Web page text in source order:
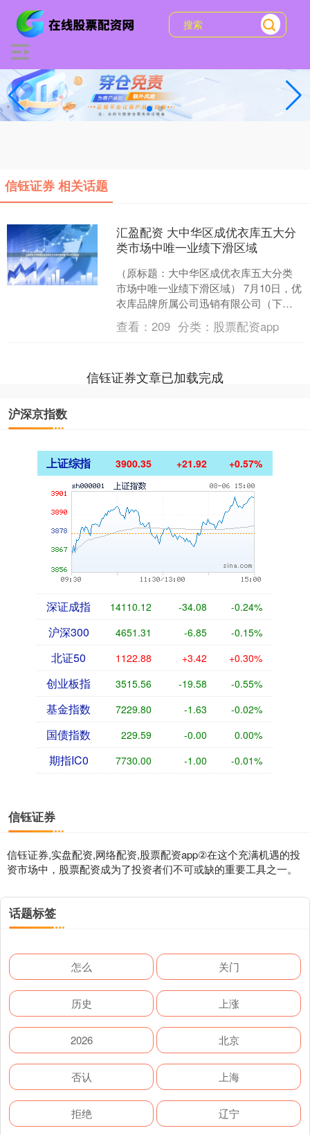
信钰证券 相关话题
汇盈配资 大中华区成优衣库五大分
类市场中唯一业绩下滑区域
（原标题：大中华区成优衣库五大分类
市场中唯一业绩下滑区域） 7月10日，优
衣库品牌所属公司迅销有限公司（下
称“迅销”）发布2025财年前三季度（2024
年9月1....
查看：209 分类： 股票配资app
信钰证券文章已加载完成
沪深京指数
上证综指 3900.35 +21.92 +0.57%
深证成指 14110.12 -34.08 -0.24%
沪深300 4651.31 -6.85 -0.15%
北证50 1122.88 +3.42 +0.30%
创业板指 3515.56 -19.58 -0.55%
基金指数 7229.80 -1.63 -0.02%
国债指数 229.59 -0.00 0.00%
期指IC0 7730.00 -1.00 -0.01%
信钰证券
信钰证券,实盘配资,网络配资,股票配资app②在这个充满机遇的投
资市场中，股票配资成为了投资者们不可或缺的重要工具之一。
话题标签
怎么 关门
历史 上涨
2026 北京
否认 上海
拒绝 辽宁